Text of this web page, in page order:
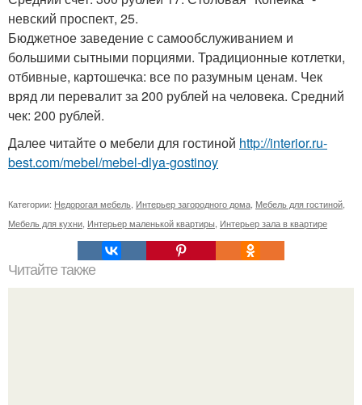
невский проспект, 25.
Бюджетное заведение с самообслуживанием и
большими сытными порциями. Традиционные котлетки,
отбивные, картошечка: все по разумным ценам. Чек
вряд ли перевалит за 200 рублей на человека. Средний
чек: 200 рублей.
Далее читайте о мебели для гостиной http://interior.ru-
best.com/mebel/mebel-dlya-gostinoy
Категории: Недорогая мебель Интерьер загородного дома Мебель для гостиной
Мебель для кухни Интерьер маленькой квартиры Интерьер зала в квартире
Читайте также